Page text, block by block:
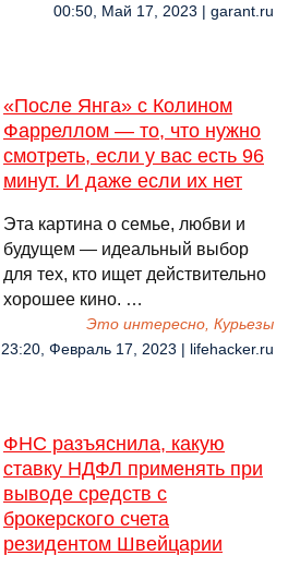
00:50, Май 17, 2023 | garant.ru
«После Янга» с Колином
Фарреллом — то, что нужно
смотреть, если у вас есть 96
минут. И даже если их нет
Эта картина о семье, любви и
будущем — идеальный выбор
для тех, кто ищет действительно
хорошее кино. …
Это интересно, Курьезы
23:20, Февраль 17, 2023 | lifehacker.ru
ФНС разъяснила, какую
ставку НДФЛ применять при
выводе средств с
брокерского счета
резидентом Швейцарии